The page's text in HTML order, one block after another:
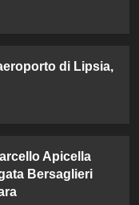
di Lipsia,
Apicella
Bersaglieri